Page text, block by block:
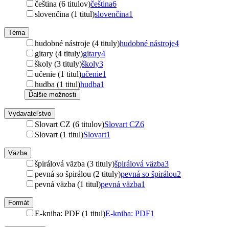
čeština (6 titulov)čeština6
slovenčina (1 titul)slovenčina1
Téma
hudobné nástroje (4 tituly)hudobné nástroje4
gitary (4 tituly)gitary4
školy (3 tituly)školy3
učenie (1 titul)učenie1
hudba (1 titul)hudba1
Ďalšie možnosti
Vydavateľstvo
Slovart CZ (6 titulov)Slovart CZ6
Slovart (1 titul)Slovart1
Väzba
špirálová väzba (3 tituly)špirálová väzba3
pevná so špirálou (2 tituly)pevná so špirálou2
pevná väzba (1 titul)pevná väzba1
Formát
E-kniha: PDF (1 titul)E-kniha: PDF1